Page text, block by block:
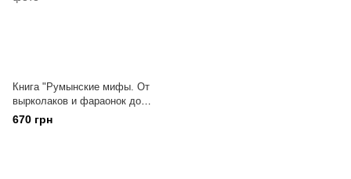
Книга "Румынские мифы. От
вырколаков и фараонок до
Мумы Пэдурий и Дракулы" -
Осояну Н. (Твердый переплет)
670 грн